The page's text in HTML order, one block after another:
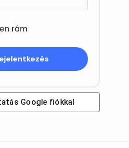
rám
Google fiókkal